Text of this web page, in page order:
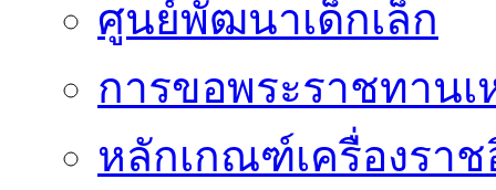
ศูนย์พัฒนาเด็กเล็ก
การขอพระราชทาน
หลักเกณฑ์เครื่องรา